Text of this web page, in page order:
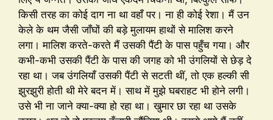
किसी तरह का कोई दाग ना था वहाँ पर। ना ही कोई रेशा। मैं उन
केले के थम जैसी जाँघों की बड़े मुलायम हाथों से मालिश करने
लगा। मालिश करते-करते मैं उसकी पैंटी के पास पहुँच गया। और
कभी-कभी उसकी पैंटी के पास की जगह को भी उंगलियों से छेड़ दे
रहा था। जब उंगलियाँ उसकी पैंटी से सटती थीं, तो एक हल्की सी
झुरझुरी होती थी मेरे बदन में। साथ में मुझे घबराहट भी होने लगी।
उसे भी ना जाने क्या-क्या हो रहा था। खुमार छा रहा था उसके